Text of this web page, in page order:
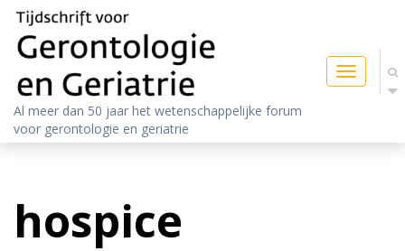
Toggle
navigation
Al meer dan 50 jaar het wetenschappelijke forum
voor gerontologie en geriatrie
hospice